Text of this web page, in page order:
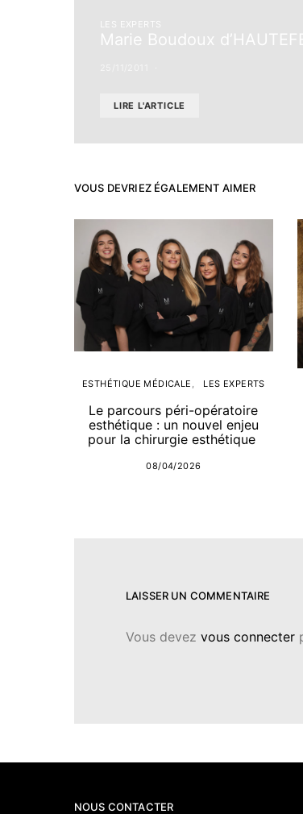
LES EXPERTS
Marie Boudoux
LIRE L'ARTICLE
VOUS DEVRIEZ ÉGALEMENT AIMER
ESTHÉTIQUE MÉDICALE LES EXPERTS
Le parcours péri-opératoire
esthétique : un nouvel enjeu
pour la chirurgie esthétique
08/04/2026
LAISSER UN COMMENTAIRE
Vous devez vous connecter
NOUS CONTACTER